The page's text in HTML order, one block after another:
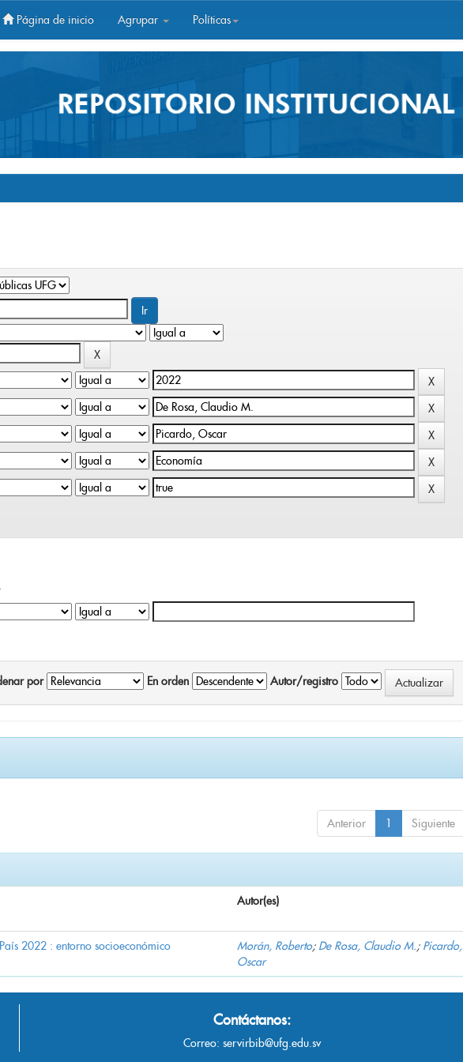
Página de inicio Agrupar Políticas
por En orden Autor/registro
Anterior 1 Siguiente
Autor(es)
2022 : entorno socioeconómico Morán, Roberto; De Rosa, Claudio M.; Picardo,
Oscar
Contáctanos:
Correo: servirbib@ufg.edu.sv